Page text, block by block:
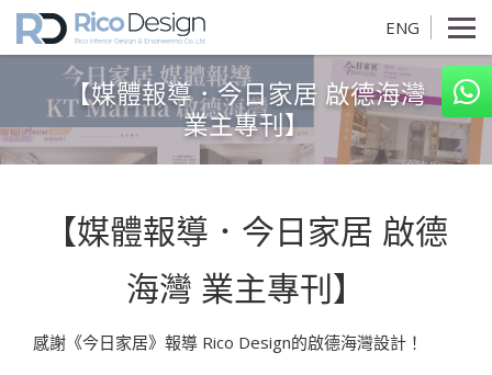
ENG
【媒體報導．今日家居 啟德海灣
業主專刊】
【媒體報導．今日家居 啟德
海灣 業主專刊】
感謝《今日家居》報導 Rico Design的啟德海灣設計！